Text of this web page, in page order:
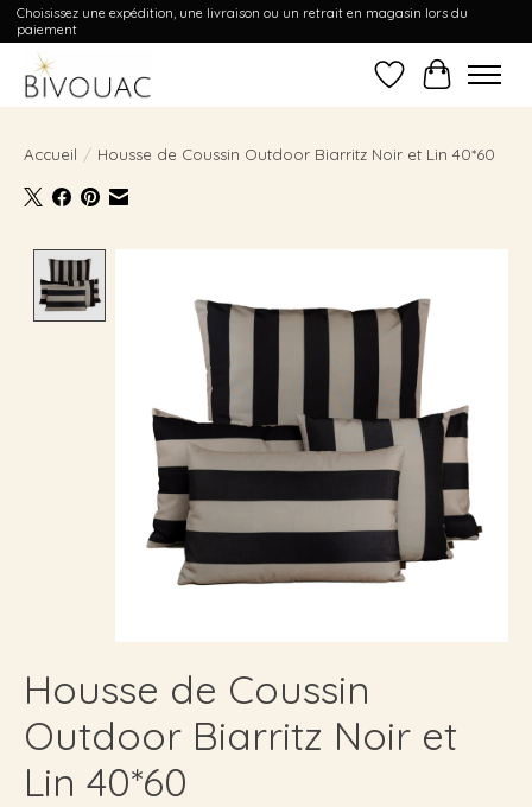
Choisissez une expédition, une livraison ou un retrait en magasin lors du
paiement
Liste dePanier
Accueil / Housse de Coussin Outdoor Biarritz Noir et Lin 40*60
Housse de Coussin
Outdoor Biarritz Noir et
Lin 40*60